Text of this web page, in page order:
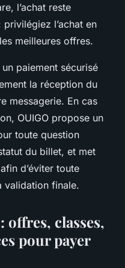
l’achat reste
l’achat en
meilleures offres.
paiement sécurisé
la réception du
messagerie. En cas
OUIGO propose un
toute question
du billet, et met
d’éviter toute
validation finale.
classes,
pour payer